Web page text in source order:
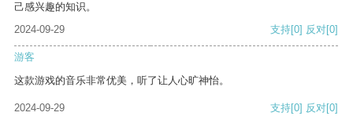
己感兴趣的知识。
2024-09-29
支持[0] 反对[0]
游客
这款游戏的音乐非常优美，听了让人心旷神怡。
2024-09-29 支持[0] 反对[0]